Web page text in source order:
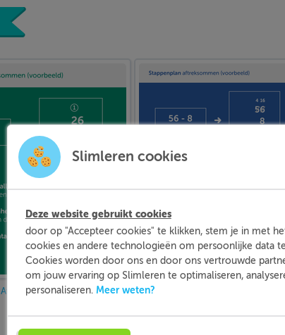
Afbeelding 1
Slimleren cookies
Deze website gebruikt cookies
door op "Accepteer cookies" te klikken, stem je in met
cookies en andere technologieën om persoonlijke data
Cookies worden door ons en door ons vertrouwde
om jouw ervaring op Slimleren te optimaliseren,
personaliseren. Meer weten?